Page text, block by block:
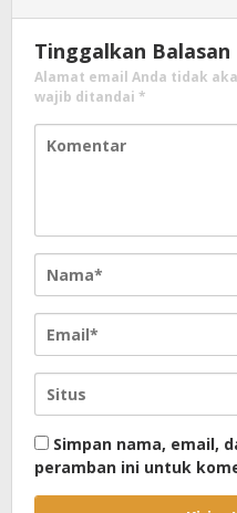
Tinggalkan Balasan
Alamat email Anda tidak
wajib ditandai *
Simpan nama, email,
peramban ini untuk